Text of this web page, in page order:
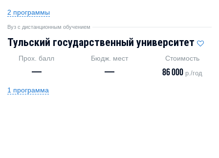
2 программы
Вуз с дистанционным обучением
Тульский государственный университет
Прох. балл
—
Бюдж. мест
—
Стоимость
86 000 р./год
1 программа